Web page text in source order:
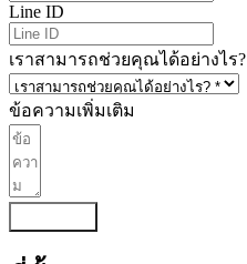
Line ID
เราสามารถช่วยคุณได้อย่างไร?
ข้อความเพิ่มเติม